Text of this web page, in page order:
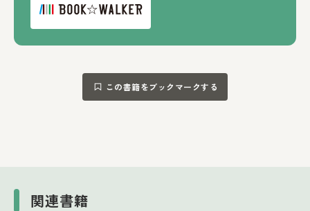
この書籍をブックマークする
関連書籍